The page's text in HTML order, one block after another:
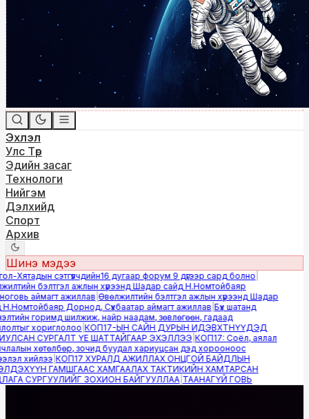
Эхлэл
Улс Төр
Эдийн засаг
Технологи
Нийгэм
Дэлхийд
Спорт
Архив
Шинэ мэдээ
Хятадын сэтгүүлчдийн16 дугаар форум 9 дүгээр сард болно|
бэлтгэл ажлын хүрээнд Шадар сайд Н.Номтойбаяр
аймагт ажиллав|Өвөлжилтийн бэлтгэл ажлын хүрээнд Шадар
Дорнод, Сүхбаатар аймагт ажиллав|Бүх шатанд
горимд шилжиж, найр наадам, зөвлөгөөн, гадаад
хориглолоо|КОП17-ЫН САЙН ДУРЫН ИДЭВХТНҮҮДЭД
СУРГАЛТ ҮЕ ШАТТАЙГААР ЭХЭЛЛЭЭ|КОП17: Соёл, аялал
хөтөлбөр, зочид буудал хариуцсан дэд хорооноос
хийлээ|КОП17 ХУРАЛД АЖИЛЛАХ ОНЦГОЙ БАЙДЛЫН
ГАМШГААС ХАМГААЛАХ ТАКТИКИЙН ХАМТАРСАН
СУРГУУЛИЙГ ЗОХИОН БАЙГУУЛЛАА|ТААНАГҮЙ ГОВЬ